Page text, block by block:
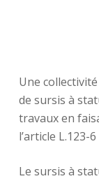
Une
de sursis à
travaux en
l’article L.123-
Le sursis à